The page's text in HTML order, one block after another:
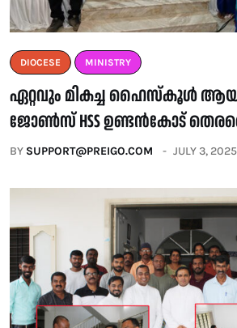
DIOCESE MINISTRY
ഏറ്റവും മികച്ച ഹൈസ്കൂൾ
ജോൺസ് HSS ഉണ്ടൻകോട്
BY SUPPORT@PREIGO.COM JULY 3, 2025